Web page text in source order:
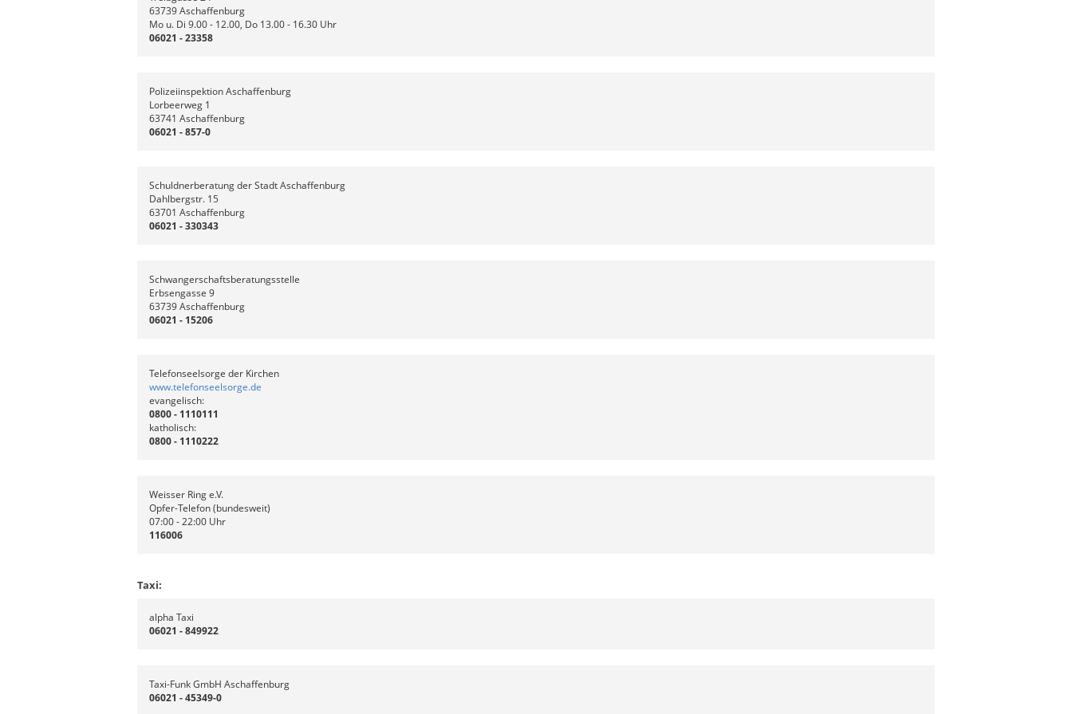
63739 Aschaffenburg
Mo u. Di 9.00 - 12.00, Do 13.00 - 16.30 Uhr
06021 - 23358
Polizeiinspektion Aschaffenburg
Lorbeerweg 1
63741 Aschaffenburg
06021 - 857-0
Schuldnerberatung der Stadt Aschaffenburg
Dahlbergstr. 15
63701 Aschaffenburg
06021 - 330343
Schwangerschaftsberatungsstelle
Erbsengasse 9
63739 Aschaffenburg
06021 - 15206
Telefonseelsorge der Kirchen
www.telefonseelsorge.de
evangelisch:
0800 - 1110111
katholisch:
0800 - 1110222
Weisser Ring e.V.
Opfer-Telefon (bundesweit)
07:00 - 22:00 Uhr
116006
Taxi:
alpha Taxi
06021 - 849922
Taxi-Funk GmbH Aschaffenburg
06021 - 45349-0